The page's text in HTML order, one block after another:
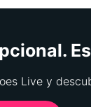
Live y